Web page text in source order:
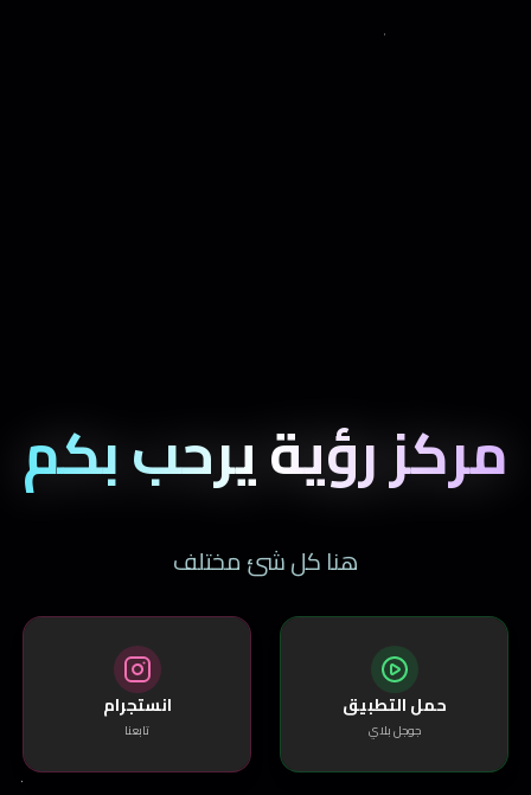
مركز رؤية يرحب بكم
هنا كل شئ مختلف
حمل التطبيق
جوجل بلاي
انستجرام
تابعنا